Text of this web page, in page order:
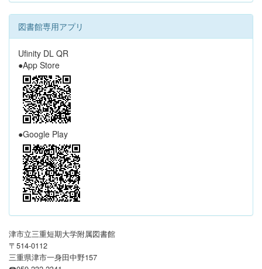
図書館専用アプリ
Ufinity DL QR
●App Store
●Google Play
津市立三重短期大学附属図書館
〒514-0112
三重県津市一身田中野157